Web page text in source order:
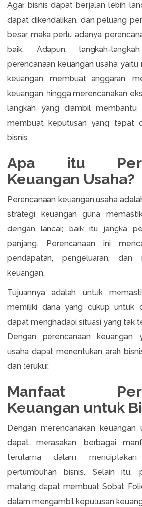
Agar bisnis dapat berjalan lebih
dapat dikendalikan, dan peluang
besar maka perlu adanya
baik. Adapun, langkah-
perencanaan keuangan usaha
keuangan, membuat anggaran,
keuangan, hingga merencanakan
langkah yang diambil membantu
membuat keputusan yang tepat
bisnis.
Apa itu
Keuangan Usaha?
Perencanaan keuangan usaha
strategi keuangan guna
dengan lancar, baik itu jangka
panjang. Perencanaan ini
pendapatan, pengeluaran, dan
keuangan.
Tujuannya adalah untuk
memiliki dana yang cukup untuk
dapat menghadapi situasi yang tak
Dengan perencanaan keuangan
usaha dapat menentukan arah
dan terukur.
Manfaat
Keuangan untuk
Dengan merencanakan keuangan
dapat merasakan berbagai
terutama dalam
pertumbuhan bisnis. Selain itu,
matang dapat membuat Sobat
dalam mengambil keputusan